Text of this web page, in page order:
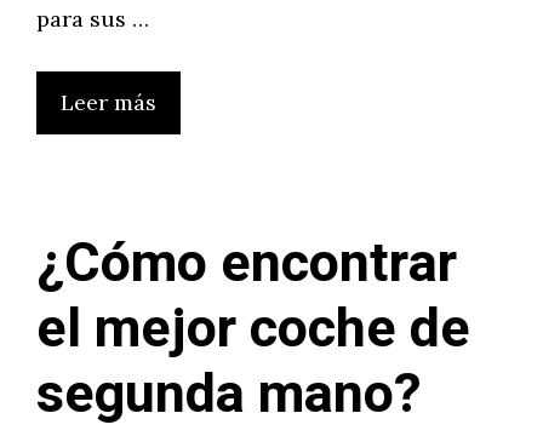
para sus …
Leer más
¿Cómo encontrar
el mejor coche de
segunda mano?